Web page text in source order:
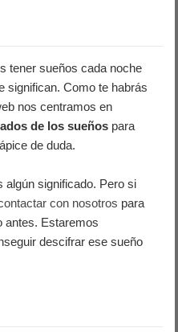
tener sueños cada noche
significan. Como te habrás
nos centramos en
de los sueños para
de duda.
algún significado. Pero si
con nosotros para
antes. Estaremos
descifrar ese sueño